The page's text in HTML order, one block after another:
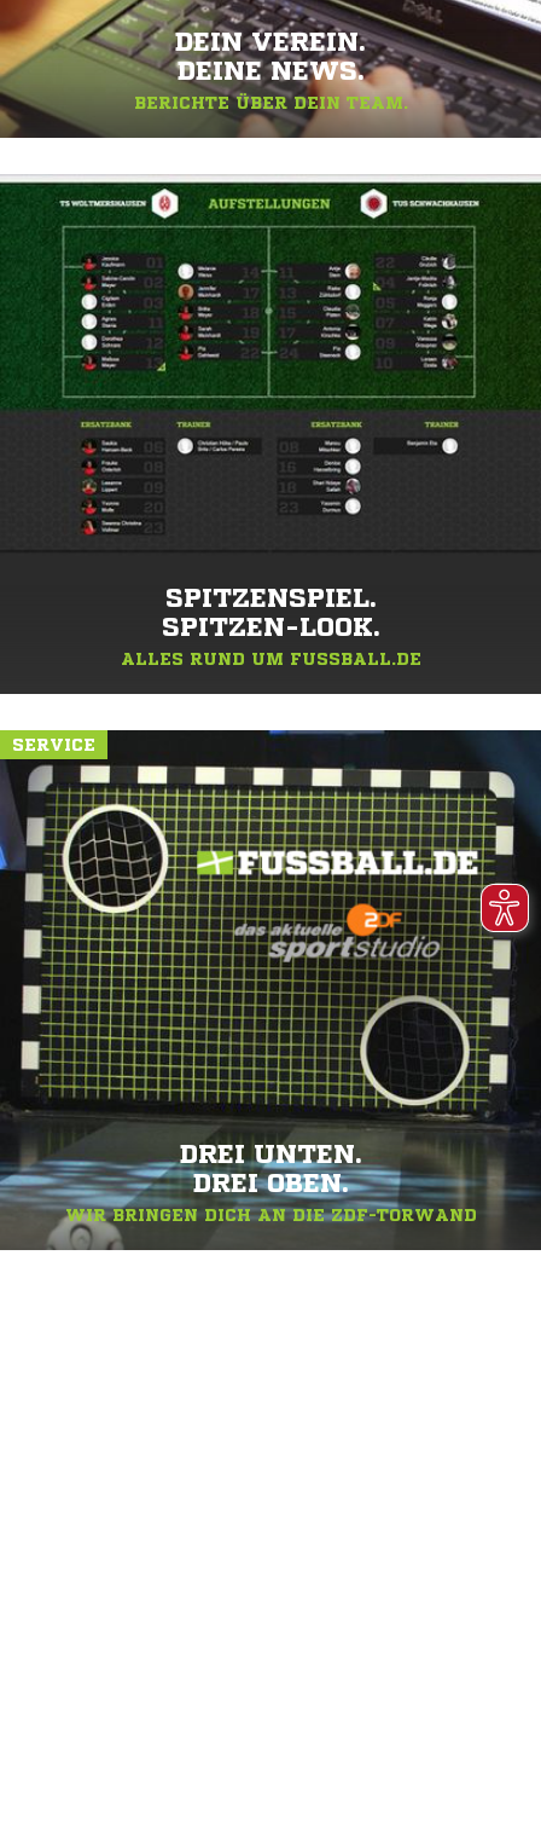
DEIN VEREIN.
DEINE NEWS.
BERICHTE ÜBER DEIN TEAM.
SPITZENSPIEL.
SPITZEN-LOOK.
ALLES RUND UM FUSSBALL.DE
SERVICE
DREI UNTEN.
DREI OBEN.
WIR BRINGEN DICH AN DIE ZDF-TORWAND